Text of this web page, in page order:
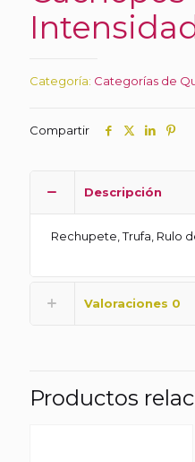
Categoría: Categorías de
Compartir
Descripción
Rechupete, Trufa, Rulo
Valoraciones 0
Productos